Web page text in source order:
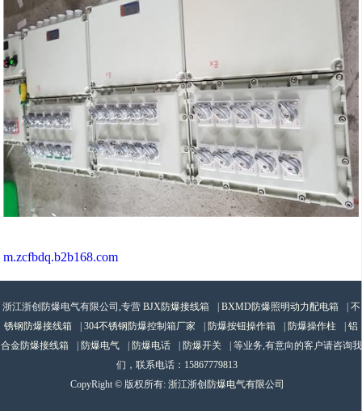
m.zcfbdq.b2b168.com
浙江浙创防爆电气有限公司,专营 BJX防爆接线箱 | BXMD防爆照明动力配电箱 | 不
锈钢防爆接线箱
| 304不锈钢防爆控制箱厂家 | 防爆按钮操作箱 | 防爆操作柱 | 铝
合金防爆接线箱
| 防爆电气 | 防爆电话 | 防爆开关
| 等业务,有意向的客户请咨询我
们，联系电话： 15867779813
CopyRight © 版权所有: 浙江浙创防爆电气有限公司